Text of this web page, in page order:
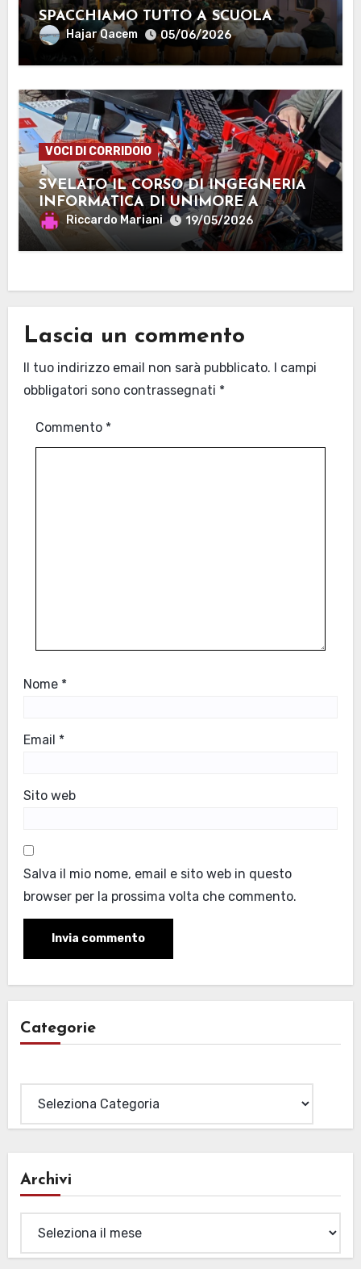
SPACCHIAMO TUTTO A SCUOLA
Hajar Qacem 05/06/2026
VOCI DI CORRIDOIO
SVELATO IL CORSO DI INGEGNERIA
INFORMATICA DI UNIMORE A
MANTOVA
Riccardo Mariani 19/05/2026
Lascia un commento
Il tuo indirizzo email non sarà pubblicato. I campi
obbligatori sono contrassegnati *
Commento *
Nome *
Email *
Sito web
Salva il mio nome, email e sito web in questo
browser per la prossima volta che commento.
Categorie
Archivi